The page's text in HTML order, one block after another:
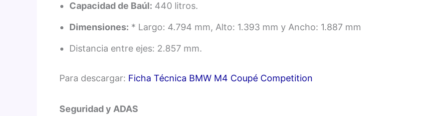
Capacidad de Baúl: 440 litros.
Dimensiones: * Largo: 4.794 mm, Alto: 1.393 mm y Ancho: 1.887 mm
Distancia entre ejes: 2.857 mm.
Para descargar: Ficha Técnica BMW M4 Coupé Competition
Seguridad y ADAS